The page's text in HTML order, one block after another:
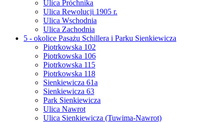
Ulica Próchnika
Ulica Rewolucji 1905 r.
Ulica Wschodnia
Ulica Zachodnia
5 - okolice Pasażu Schillera i Parku Sienkiewicza
Piotrkowska 102
Piotrkowska 106
Piotrkowska 115
Piotrkowska 118
Sienkiewicza 61a
Sienkiewicza 63
Park Sienkiewicza
Ulica Nawrot
Ulica Sienkiewicza (Tuwima-Nawrot)